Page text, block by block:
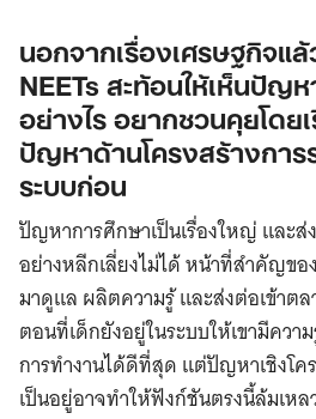
นอกจากเรื่องเศรษฐกิจแ
NEETs สะท้อนให้เห็นปัญ
อย่างไร อยากชวนคุยโดย
ปัญหาด้านโครงสร้างการ
ระบบก่อน
ปัญหาการศึกษาเป็นเรื่องใหญ่ และส่
อย่างหลีกเลี่ยงไม่ได้ หน้าที่สำคัญขอ
มาดูแล ผลิตความรู้ และส่งต่อเข้าต
ตอนที่เด็กยังอยู่ในระบบให้เขามีคว
การทำงานได้ดีที่สุด แต่ปัญหาเชิงโค
เป็นอยู่อาจทำให้ฟังก์ชันตรงนี้ล้มเหล